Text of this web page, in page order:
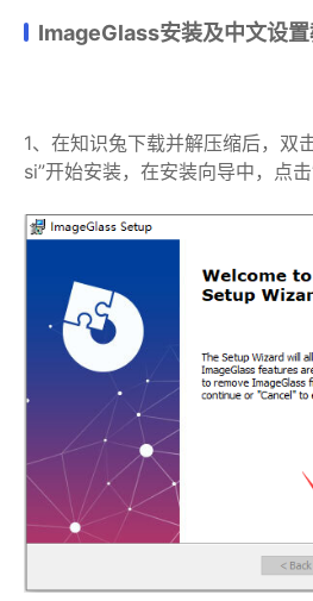
ImageGlass安装及中文设
1、在知识兔下载并解压缩后，双
si”开始安装，在安装向导中，点